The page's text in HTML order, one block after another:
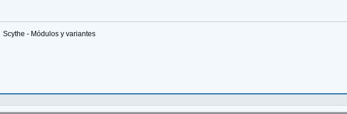
Scythe - Módulos y variantes